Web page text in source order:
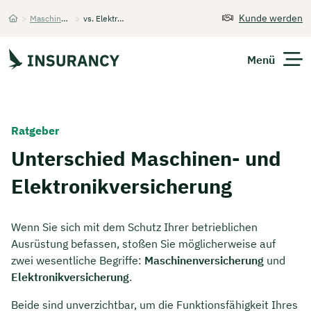
> Maschinenversicherung > vs. Elektronikversicherung Kunde werden
Menü
Finanzen
Über Uns
Kontakt
Ratgeber
Unterschied Maschinen- und
Elektronikversicherung
Wenn Sie sich mit dem Schutz Ihrer betrieblichen
Ausrüstung befassen, stoßen Sie möglicherweise auf
zwei wesentliche Begriffe: Maschinenversicherung und
Elektronikversicherung.
Beide sind unverzichtbar, um die Funktionsfähigkeit Ihres